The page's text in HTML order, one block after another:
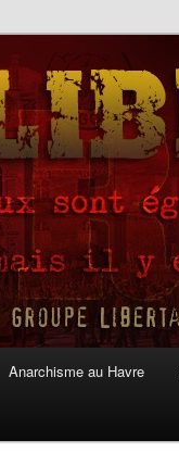
Anarchisme au Havre